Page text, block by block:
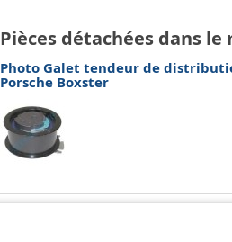
Pièces détachées dans le
Photo Galet tendeur de
Porsche Boxster